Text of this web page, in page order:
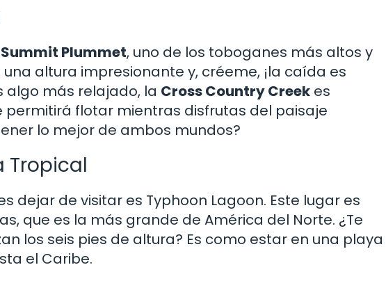
Summit Plummet, uno de los toboganes más altos y
altura impresionante y, créeme, ¡la caída es
algo más relajado, la Cross Country Creek es
permitirá flotar mientras disfrutas del paisaje
lo mejor de ambos mundos?
Tropical
dejar de visitar es Typhoon Lagoon. Este lugar es
que es la más grande de América del Norte. ¿Te
los seis pies de altura? Es como estar en una playa
el Caribe.